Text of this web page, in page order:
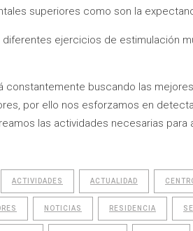
superiores como son la
ejercicios de estimulación
constantemente buscando las
por ello nos esforzamos en
las actividades necesarias para
ACTIVIDADES ACTUALIDAD
NOTICIAS RESIDENCIA